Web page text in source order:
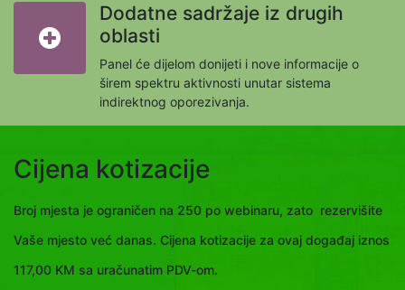
Dodatne sadržaje iz drugih
oblasti
Panel će dijelom donijeti i nove informacije o
širem spektru aktivnosti unutar sistema
indirektnog oporezivanja.
Cijena kotizacije
Broj mjesta je ograničen na 250 po webinaru, zato rezervišite
Vaše mjesto već danas. Cijena kotizacije za ovaj događaj iznos
117,00 KM sa uračunatim PDV-om.